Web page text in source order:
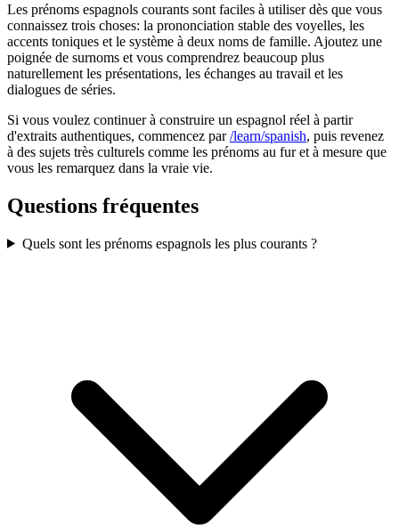
Les prénoms espagnols courants sont faciles à utiliser dès que vous
connaissez trois choses: la prononciation stable des voyelles, les
accents toniques et le système à deux noms de famille. Ajoutez une
poignée de surnoms et vous comprendrez beaucoup plus
naturellement les présentations, les échanges au travail et les
dialogues de séries.
Si vous voulez continuer à construire un espagnol réel à partir
d'extraits authentiques, commencez par/learn/spanish, puis revenez
à des sujets très culturels comme les prénoms au fur et à mesure que
vous les remarquez dans la vraie vie.
Questions fréquentes
Quels sont les prénoms espagnols les plus courants ?